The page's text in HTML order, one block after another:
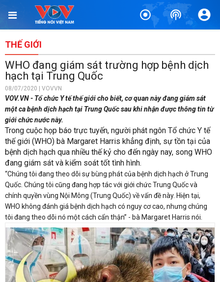
THẾ GIỚI
WHO đang giám sát trường hợp bệnh dịch
hạch tại Trung Quốc
08/07/2020 | VOVVN
VOV.VN - Tổ chức Y tế thế giới cho biết, cơ quan này đang giám sát
một ca bệnh dịch hạch tại Trung Quốc sau khi nhận được thông tin từ
giới chức nước này.
Trong cuộc họp báo trực tuyến, người phát ngôn Tổ chức Y tế
thế giới (WHO) bà Margaret Harris khẳng định, sự tồn tại của
bệnh dịch hạch qua nhiều thế kỷ cho đến ngày nay, song WHO
đang giám sát và kiểm soát tốt tình hình.
“Chúng tôi đang theo dõi sự bùng phát của bệnh dịch hạch ở Trung
Quốc. Chúng tôi cũng đang hợp tác với giới chức Trung Quốc và
chính quyền vùng Nội Mông (Trung Quốc) về vấn đề này. Hiện tại,
WHO không đánh giá bệnh dịch hạch có nguy cơ cao, nhưng chúng
tôi đang theo dõi nó một cách cẩn thận” - bà Margaret Harris nói.